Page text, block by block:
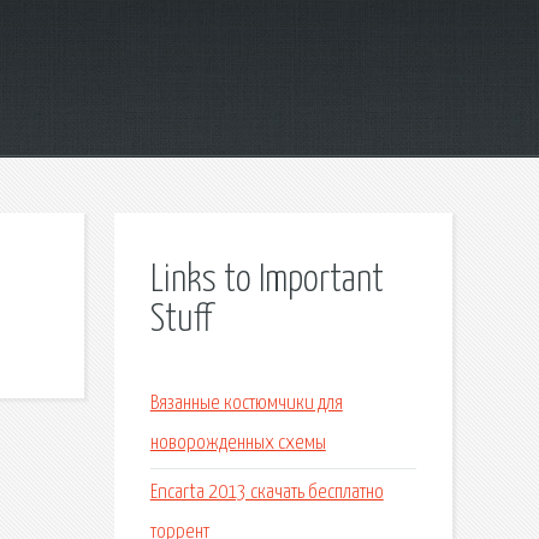
Links to Important
Stuff
Вязанные костюмчики для
новорожденных схемы
Encarta 2013 скачать бесплатно
торрент